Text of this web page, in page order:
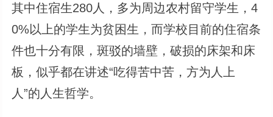
其中住宿生280人，多为周边农村留守学生，4
0%以上的学生为贫困生，而学校目前的住宿条
件也十分有限，斑驳的墙壁，破损的床架和床
板，似乎都在讲述“吃得苦中苦，方为人上
人”的人生哲学。